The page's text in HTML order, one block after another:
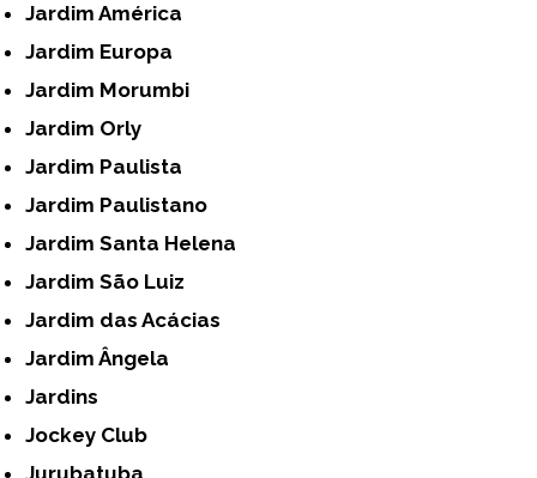
Jardim América
Jardim Europa
Jardim Morumbi
Jardim Orly
Jardim Paulista
Jardim Paulistano
Jardim Santa Helena
Jardim São Luiz
Jardim das Acácias
Jardim Ângela
Jardins
Jockey Club